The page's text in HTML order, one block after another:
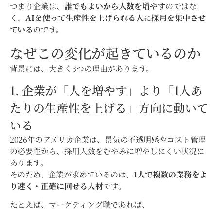
つまり企業は、 誰でもよいから人数を増やすのではな
く、 AIを使って生産性を上げられる人に採用を集中させ
ているのです。
なぜこの変化が起きているのか
背景には、大きく3つの理由があります。
1. 企業が「人を増やす」より「1人あ
たりの生産性を上げる」方向に動いて
いる
2026年のアメリカ企業は、景気の不透明感やコスト管理
の必要性から、採用人数をむやみに増やしにくい状況に
あります。
そのため、企業が求めているのは、 1人で複数の業務をよ
り速く・正確に回せる人材です。
たとえば、マーケティング職であれば、